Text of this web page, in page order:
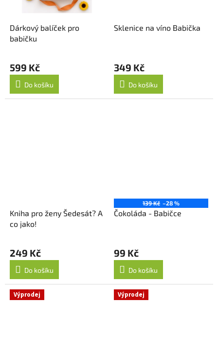
Dárkový balíček pro
babičku
599 Kč
Do košíku
Sklenice na víno Babička
349 Kč
Do košíku
Kniha pro ženy Šedesát? A
co jako!
249 Kč
Do košíku
139 Kč –28 %
Čokoláda - Babičce
99 Kč
Do košíku
Výprodej Výprodej